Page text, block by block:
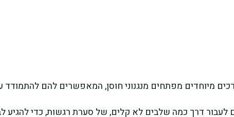
מיוחדים מפתחים מנגנוני חוסן, המאפשרים להם להתמודד
לעבור דרך כמה שלבים לא קלים, של סערת רגשות, כדי